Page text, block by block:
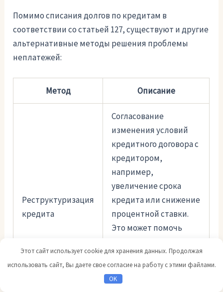
Помимо списания долгов по кредитам в
соответствии со статьей 127, существуют и другие
альтернативные методы решения проблемы
неплатежей:
Метод Описание
Реструктуризация
кредита
Согласование
изменения условий
кредитного договора с
кредитором,
например,
увеличение срока
кредита или снижение
процентной ставки.
Это может помочь
с финансовыми
трудностями и
продолжить
Этот сайт использует cookie для хранения данных. Продолжая
использовать сайт, Вы даете свое согласие на работу с этими файлами.
OK